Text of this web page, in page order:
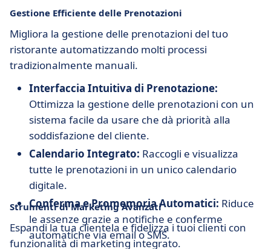
Gestione Efficiente delle Prenotazioni
Migliora la gestione delle prenotazioni del tuo
ristorante automatizzando molti processi
tradizionalmente manuali.
Interfaccia Intuitiva di Prenotazione:
Ottimizza la gestione delle prenotazioni con un
sistema facile da usare che dà priorità alla
soddisfazione del cliente.
Calendario Integrato: Raccogli e visualizza
tutte le prenotazioni in un unico calendario
digitale.
Conferma e Promemoria Automatici: Riduce
le assenze grazie a notifiche e conferme
automatiche via email o SMS.
Strumenti di Marketing Avanzati
Espandi la tua clientela e fidelizza i tuoi clienti con
funzionalità di marketing integrato.